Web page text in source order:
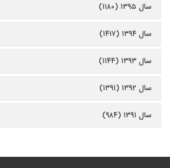
سال ۱۳۹۵ (۱۱۸۰)
سال ۱۳۹۴ (۱۴۱۷)
سال ۱۳۹۳ (۱۱۴۴)
سال ۱۳۹۲ (۱۳۹۱)
سال ۱۳۹۱ (۹۸۴)